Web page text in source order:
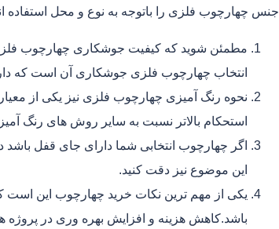
جنس چهارچوب فلزی را باتوجه به نوع و محل استفاده
مطمئن شوید که کیفیت جوشکاری چهارچوب فلزی
انتخاب چهارچوب فلزی جوشکاری آن است که
نحوه رنگ آمیزی چهارچوب فلزی نیز یکی از
استحکام بالاتر نسبت به سایر روش های رنگ
اگر چهارچوب انتخابی شما دارای جای قفل
این موضوع نیز دقت کنید.
یکی از مهم ترین نکات خرید چهارچوب این
باشد.کاهش هزینه و افزایش بهره وری در پروژه